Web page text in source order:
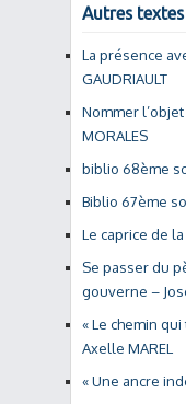
Autres
La présence
GAUDRIAULT
Nommer
MORALES
biblio 68ème
Biblio 67ème
Le caprice de
Se passer du
gouverne –
« Le chemin
Axelle MAREL
« Une ancre